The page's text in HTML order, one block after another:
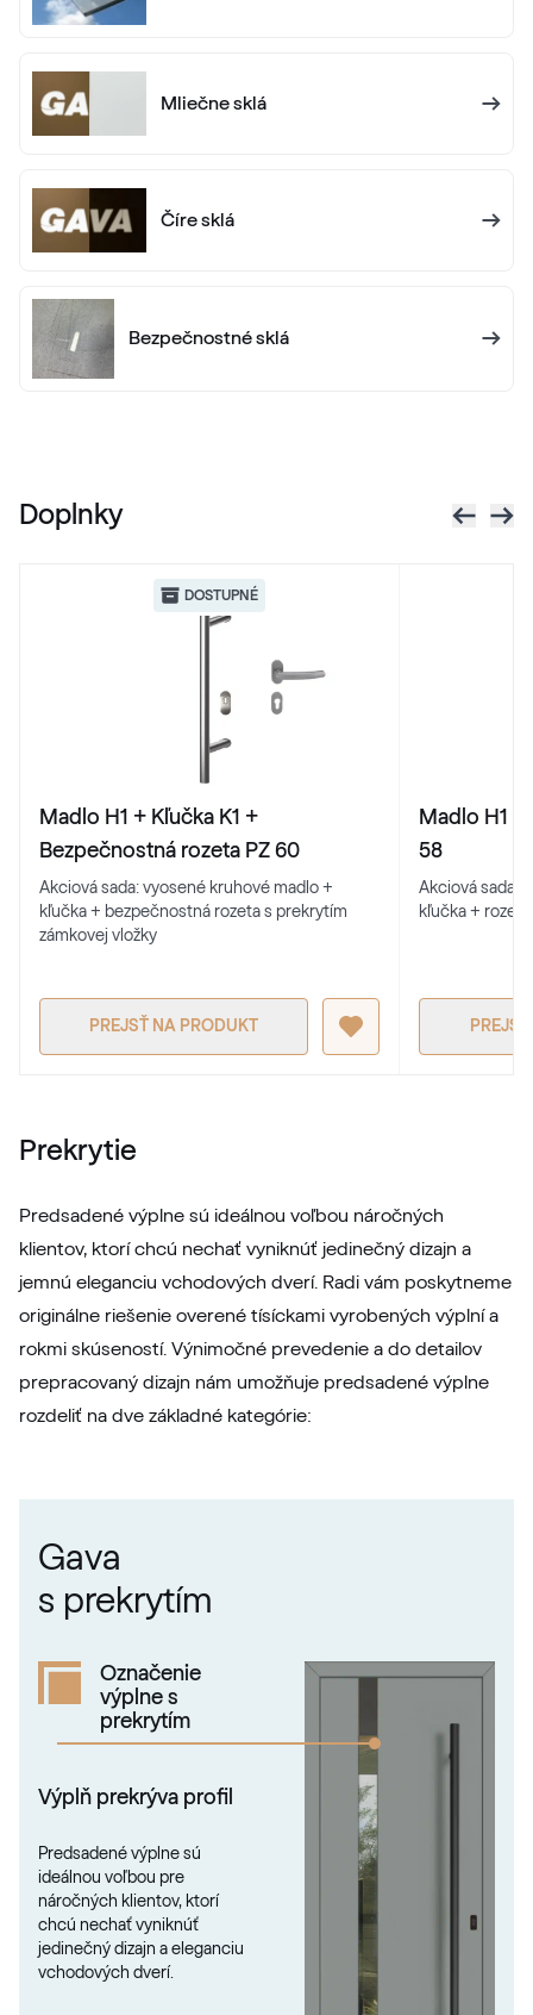
Mliečne sklá
Číre sklá
Bezpečnostné sklá
Doplnky
DOSTUPNÉ
Madlo H1 + Kľučka K1 +
Bezpečnostná rozeta PZ 60
Akciová sada: vyosené kruhové madlo +
kľučka + bezpečnostná rozeta s prekrytím
zámkovej vložky
PREJSŤ NA PRODUKT
Madlo H1 +
58
Akciová sada:
kľučka +
Prekrytie
Predsadené výplne sú ideálnou voľbou náročných
klientov, ktorí chcú nechať vyniknúť jedinečný dizajn a
jemnú eleganciu vchodových dverí. Radi vám poskytneme
originálne riešenie overené tísíckami vyrobených výplní a
rokmi skúseností. Výnimočné prevedenie a do detailov
prepracovaný dizajn nám umožňuje predsadené výplne
rozdeliť na dve základné kategórie:
Gava
s prekrytím
Označenie
výplne s
prekrytím
Výplň prekrýva profil
Predsadené výplne sú
ideálnou voľbou pre
náročných klientov, ktorí
chcú nechať vyniknúť
jedinečný dizajn a eleganciu
vchodových dverí.